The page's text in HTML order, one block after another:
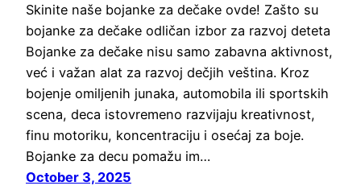
Skinite naše bojanke za dečake ovde! Zašto su
bojanke za dečake odličan izbor za razvoj deteta
Bojanke za dečake nisu samo zabavna aktivnost,
već i važan alat za razvoj dečjih veština. Kroz
bojenje omiljenih junaka, automobila ili sportskih
scena, deca istovremeno razvijaju kreativnost,
finu motoriku, koncentraciju i osećaj za boje.
Bojanke za decu pomažu im…
October 3, 2025